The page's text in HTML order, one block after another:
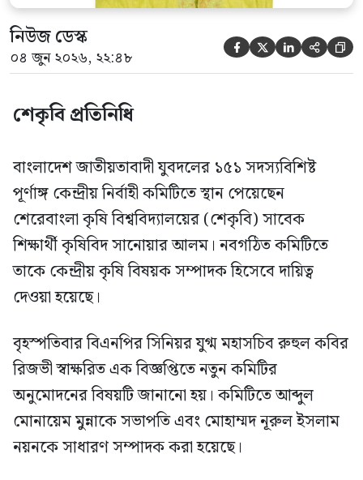
নিউজ ডেস্ক
০৪ জুন ২০২৬, ২২:৪৮     
শেকৃবি প্রতিনিধি
বাংলাদেশ জাতীয়তাবাদী যুবদলের ১৫১ সদস্যবিশিষ্ট
পূর্ণাঙ্গ কেন্দ্রীয় নির্বাহী কমিটিতে স্থান পেয়েছেন
শেরেবাংলা কৃষি বিশ্ববিদ্যালয়ের (শেকৃবি) সাবেক
শিক্ষার্থী কৃষিবিদ সানোয়ার আলম। নবগঠিত কমিটিতে
তাকে কেন্দ্রীয় কৃষি বিষয়ক সম্পাদক হিসেবে দায়িত্ব
দেওয়া হয়েছে।
বৃহস্পতিবার বিএনপির সিনিয়র যুগ্ম মহাসচিব রুহুল কবির
রিজভী স্বাক্ষরিত এক বিজ্ঞপ্তিতে নতুন কমিটির
অনুমোদনের বিষয়টি জানানো হয়। কমিটিতে আব্দুল
মোনায়েম মুন্নাকে সভাপতি এবং মোহাম্মদ নূরুল ইসলাম
নয়নকে সাধারণ সম্পাদক করা হয়েছে।